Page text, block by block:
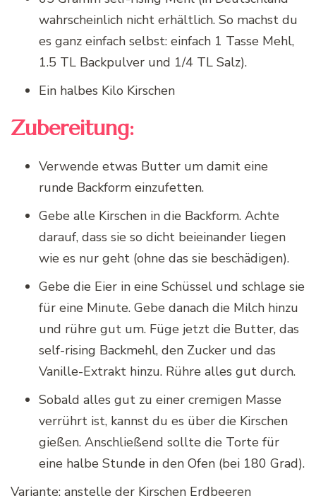
wahrscheinlich nicht erhältlich. So machst du
es ganz einfach selbst: einfach 1 Tasse Mehl,
1.5 TL Backpulver und 1/4 TL Salz).
Ein halbes Kilo Kirschen
Zubereitung:
Verwende etwas Butter um damit eine
runde Backform einzufetten.
Gebe alle Kirschen in die Backform. Achte
darauf, dass sie so dicht beieinander liegen
wie es nur geht (ohne das sie beschädigen).
Gebe die Eier in eine Schüssel und schlage sie
für eine Minute. Gebe danach die Milch hinzu
und rühre gut um. Füge jetzt die Butter, das
self-rising Backmehl, den Zucker und das
Vanille-Extrakt hinzu. Rühre alles gut durch.
Sobald alles gut zu einer cremigen Masse
verrührt ist, kannst du es über die Kirschen
gießen. Anschließend sollte die Torte für
eine halbe Stunde in den Ofen (bei 180 Grad).
Variante: anstelle der Kirschen Erdbeeren